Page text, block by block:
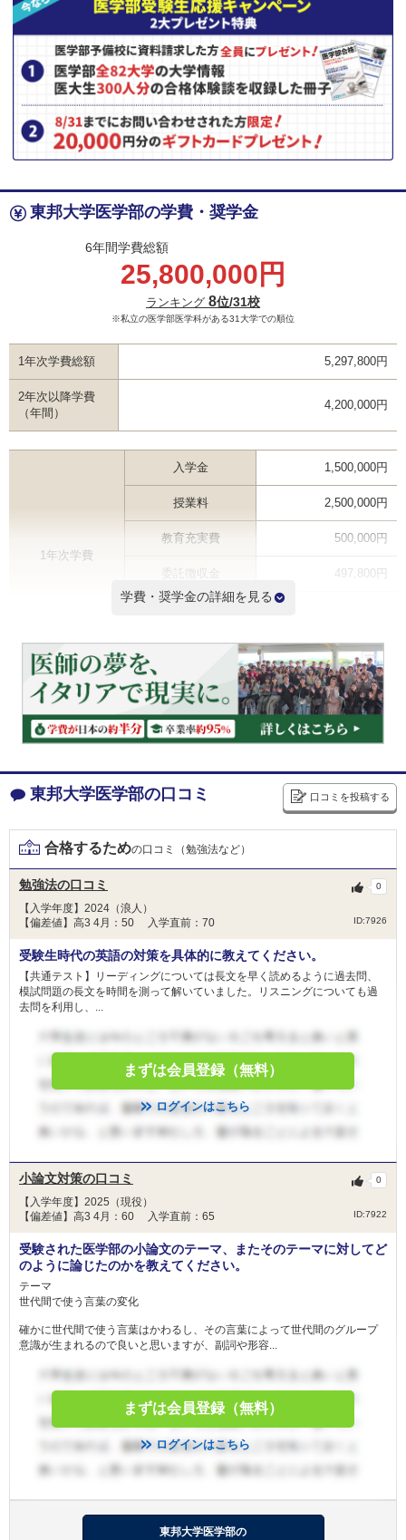
東邦大学医学部の学費・奨学金
6年間学費総額
25,800,000円
ランキング 8位/31校
※私立の医学部医学科がある31大学での順位
1年次学費総額 5,297,800円
2年次以降学費
（年間）
4,200,000円
1年次学費
入学金 1,500,000円
授業料 2,500,000円
教育充実費 500,000円
委託徴収金 497,800円
合計 5,297,800円
2年次以降学費（年間） ※ 4,200,000円
6年間学費総額 25,800,000円
※2年次学費を掲載しているため3年次以降の学費は記載と異なる場合があります
学費ランキングを見る
東邦大学青藍会(父母会)貸与奨学金
金額 -
人数 -
目的 -
条件
在学生の父母（主として学費負担者）が経済的に
困窮し、学納金の負担が困難と認められる場合
-
学費・奨学金の詳細を見る
東邦大学医学部の口コミ 口コミを投稿する
合格するための口コミ（勉強法など）
勉強法の口コミ
【入学年度】2024（浪人）
【偏差値】高3 4月：50 入学直前：70
ID:7926
0
受験生時代の英語の対策を具体的に教えてください。
【共通テスト】リーディングについては長文を早く読めるように過去問、
模試問題の長文を時間を測って解いていました。リスニングについても過
去問を利用し、...
まずは会員登録（無料）
ログインはこちら
小論文対策の口コミ
【入学年度】2025（現役）
【偏差値】高3 4月：60 入学直前：65
ID:7922
0
受験された医学部の小論文のテーマ、またそのテーマに対してど
のように論じたのかを教えてください。
テーマ
世代間で使う言葉の変化
確かに世代間で使う言葉はかわるし、その言葉によって世代間のグループ
意識が生まれるので良いと思いますが、副詞や形容...
まずは会員登録（無料）
ログインはこちら
東邦大学医学部の